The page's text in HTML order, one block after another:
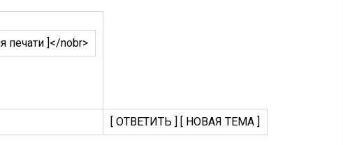
печати ]</nobr>
[ ОТВЕТИТЬ ] [ НОВАЯ ТЕМА ]